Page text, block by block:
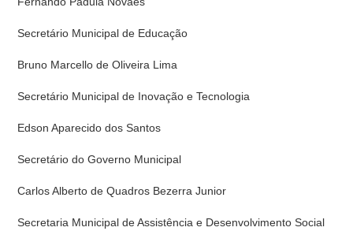
Secretário Municipal de Educação
Bruno Marcello de Oliveira Lima
Secretário Municipal de Inovação e Tecnologia
Edson Aparecido dos Santos
Secretário do Governo Municipal
Carlos Alberto de Quadros Bezerra Junior
Secretaria Municipal de Assistência e Desenvolvimento Social